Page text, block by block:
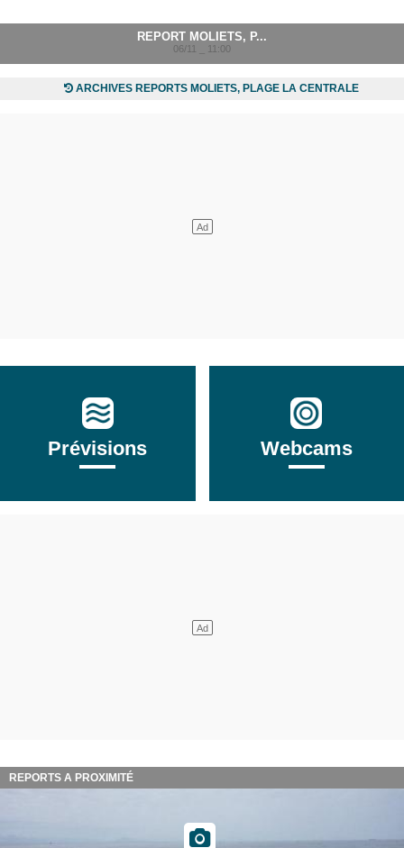
REPORT MOLIETS, P...
06/11 _ 11:00
ARCHIVES REPORTS MOLIETS, PLAGE LA CENTRALE
Prévisions Webcams
REPORTS A PROXIMITÉ